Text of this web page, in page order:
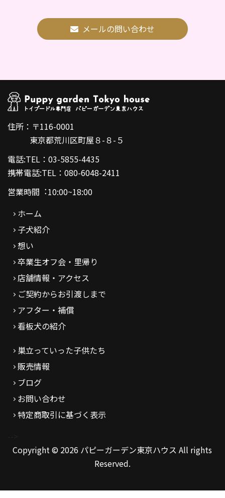
メールの問い合わせ
住所：〒116-0001
東京都荒川区町屋８-８-５
電話:TEL：03-5855-4435
携帯電話:TEL：080-6048-2411
営業時間︓10:00~18:00
ホーム
子犬紹介
想い
卒業生オフ会・里帰り
店舗情報・アクセス
ご契約からお引渡しまで
アフター・補償
看板犬の紹介
巣立っていった子供たち
販売情報
ブログ
お問い合わせ
特定商取引に基づく表示
Copyright © 2026 パピーガーデン東京ハウス All rights
Reserved.